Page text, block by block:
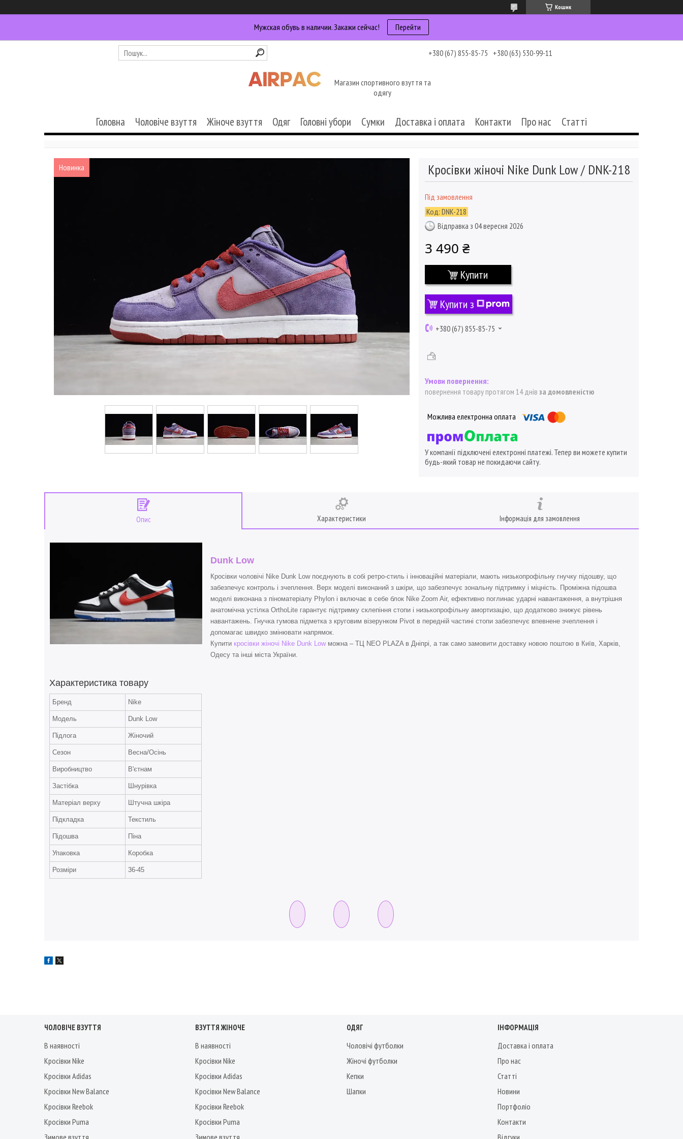
Кошик
Мужская обувь в наличии. Закажи сейчас! Перейти
+380 (67) 855-85-75 +380 (63) 530-99-11
Магазин спортивного взуття та
одягу
Головна Чоловіче взуття Жіноче взуття Одяг Головні убори Сумки Доставка і оплата Контакти Про нас Статті
Новинка Кросівки жіночі Nike Dunk Low / DNK-218
Під замовлення
Код: DNK-218
Відправка з 04 вересня 2026
3 490 ₴
Купити
Купити з
+380 (67) 855-85-75
повернення товару протягом 14 днів за домовленістю
У компанії підключені електронні платежі. Тепер ви можете купити
будь-який товар не покидаючи сайту.
Опис Характеристики Інформація для замовлення
Dunk Low
Кросівки чоловічі Nike Dunk Low поєднують в собі ретро-стиль і інноваційні матеріали, мають низькопрофільну гнучку підошву, що
забезпечує контроль і зчеплення. Верх моделі виконаний з шкіри, що забезпечує зональну підтримку і міцність. Проміжна підошва
моделі виконана з піноматеріалу Phylon і включає в себе блок Nike Zoom Air, ефективно поглинає ударні навантаження, а внутрішня
анатомічна устілка OrthoLite гарантує підтримку склепіння стопи і низькопрофільну амортизацію, що додатково знижує рівень
навантажень. Гнучка гумова підметка з круговим візерунком Pivot в передній частині стопи забезпечує впевнене зчеплення і
допомагає швидко змінювати напрямок.
Купити кросівки жіночі Nike Dunk Lowможна – ТЦ NEO PLAZA в Дніпрі, а так само замовити доставку новою поштою в Київ, Харків,
Одесу та інші міста України.
Характеристика товару
Бренд Nike
Модель Dunk Low
Підлога Жіночий
Сезон Весна/Осінь
Виробництво В'єтнам
Застібка Шнурівка
Матеріал верху Штучна шкіра
Підкладка Текстиль
Підошва Піна
Упаковка Коробка
Розміри 36-45
ЧОЛОВІЧЕ ВЗУТТЯ
В наявності
Кросівки Nike
Кросівки Adidas
Кросівки New Balance
Кросівки Reebok
Кросівки Puma
Зимове взуття
ВЗУТТЯ ЖІНОЧЕ
В наявності
Кросівки Nike
Кросівки Adidas
Кросівки New Balance
Кросівки Reebok
Кросівки Puma
Зимове взуття
ОДЯГ
Чоловічі футболки
Жіночі футболки
Кепки
Шапки
ІНФОРМАЦІЯ
Доставка і оплата
Про нас
Статті
Новини
Портфоліо
Контакти
Відгуки